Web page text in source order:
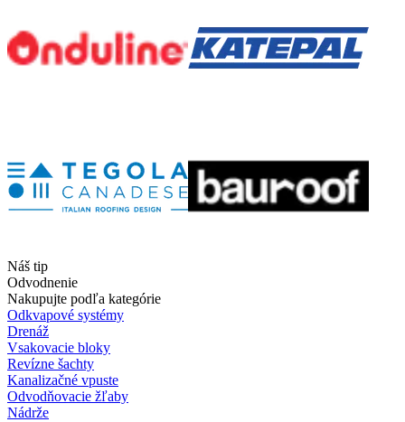
Náš tip
Odvodnenie
Nakupujte podľa kategórie
Odkvapové systémy
Drenáž
Vsakovacie bloky
Revízne šachty
Kanalizačné vpuste
Odvodňovacie žľaby
Nádrže